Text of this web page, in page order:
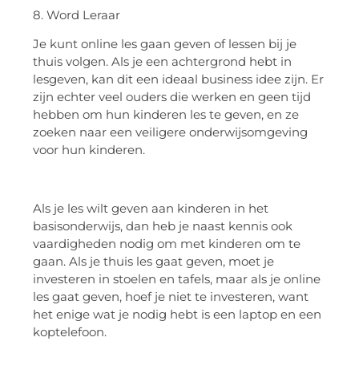
8. Word Leraar
Je kunt online les gaan geven of lessen bij je
thuis volgen. Als je een achtergrond hebt in
lesgeven, kan dit een ideaal business idee zijn. Er
zijn echter veel ouders die werken en geen tijd
hebben om hun kinderen les te geven, en ze
zoeken naar een veiligere onderwijsomgeving
voor hun kinderen.
Als je les wilt geven aan kinderen in het
basisonderwijs, dan heb je naast kennis ook
vaardigheden nodig om met kinderen om te
gaan. Als je thuis les gaat geven, moet je
investeren in stoelen en tafels, maar als je online
les gaat geven, hoef je niet te investeren, want
het enige wat je nodig hebt is een laptop en een
koptelefoon.